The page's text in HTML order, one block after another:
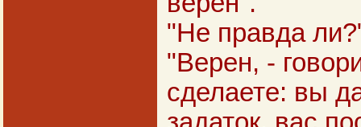
"Не правда
"Верен, -
сделаете: вы